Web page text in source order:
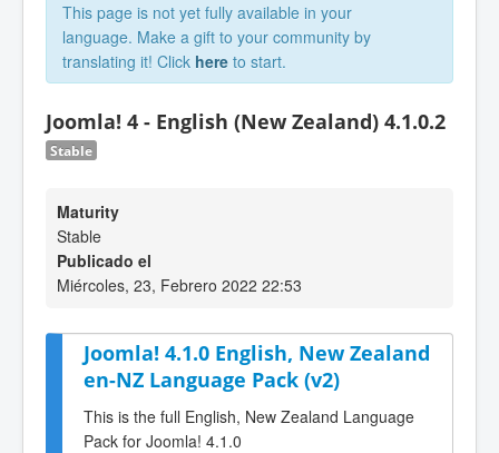
This page is not yet fully available in your
language. Make a gift to your community by
translating it! Click here to start.
Joomla! 4 - English (New Zealand) 4.1.0.2
Stable
Maturity
Stable
Publicado el
Miércoles, 23, Febrero 2022 22:53
Joomla! 4.1.0 English, New Zealand
en-NZ Language Pack (v2)
This is the full English, New Zealand Language
Pack for Joomla! 4.1.0